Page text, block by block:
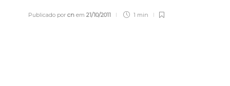
Publicado por cn em 21/10/2011 1 min